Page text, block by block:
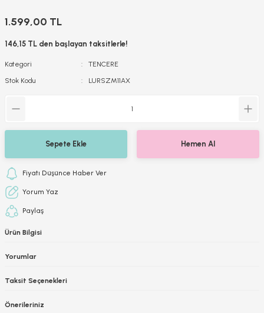
1.599,00 TL
146,15 TL den başlayan taksitlerle!
Kategori
TENCERE
Stok Kodu
LURSZM11AX
Sepete Ekle Hemen Al
Fiyatı Düşünce Haber Ver
Yorum Yaz
Paylaş
Ürün Bilgisi
Yorumlar
Taksit Seçenekleri
Önerileriniz